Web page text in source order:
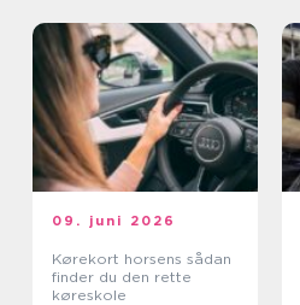
09. juni 2026
Kørekort horsens sådan
finder du den rette
køreskole